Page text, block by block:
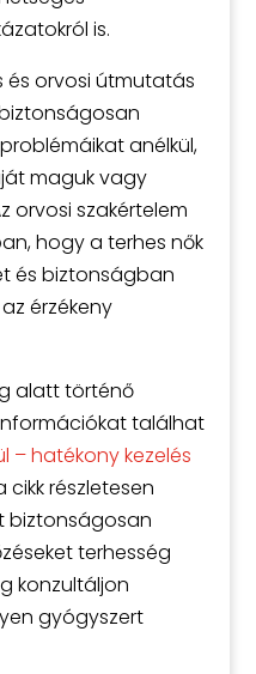
is.
és orvosi útmutatás
anélkül,
maguk vagy
orvosi szakértelem
hogy a terhes nők
és biztonságban
érzékeny
alatt történő
találhat
– hatékony kezelés
cikk részletesen
biztonságosan
terhesség
konzultáljon
gyógyszert